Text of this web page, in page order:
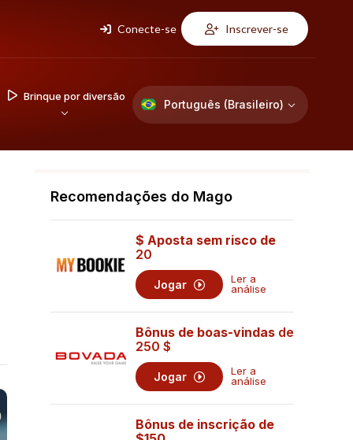
Conecte-se Inscrever-se
Brinque por diversão
Português (Brasileiro)
Recomendações do Mago
$ Aposta sem risco de
20
Jogar
Ler a
análise
Bônus de boas-vindas de
250 $
Jogar
Ler a
análise
Bônus de inscrição de